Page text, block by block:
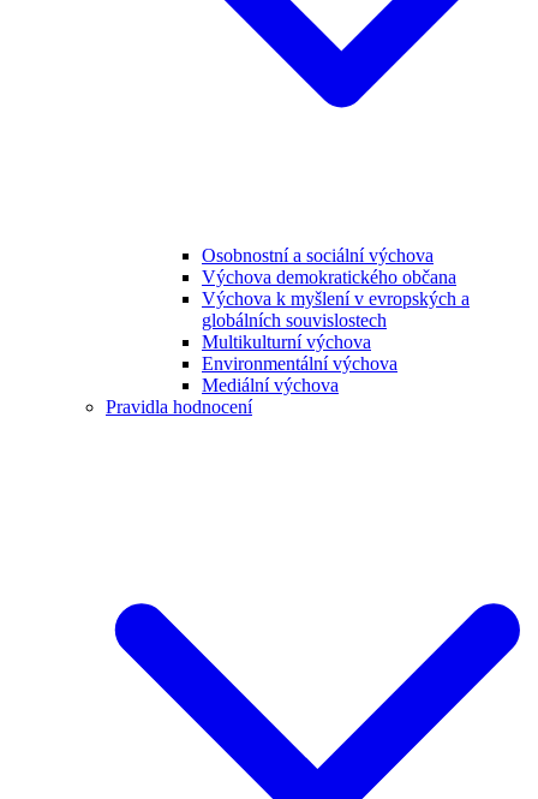
Osobnostní a sociální výchova
Výchova demokratického občana
Výchova k myšlení v evropských a
globálních souvislostech
Multikulturní výchova
Environmentální výchova
Mediální výchova
Pravidla hodnocení